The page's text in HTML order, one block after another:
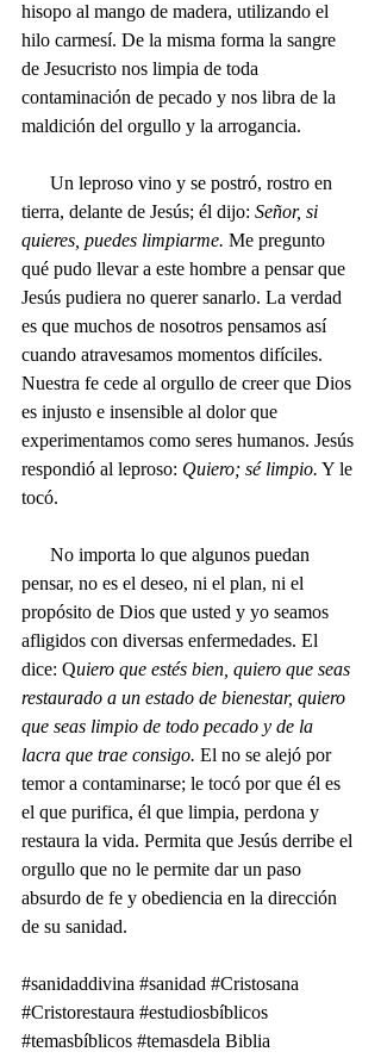
hisopo al mango de madera, utilizando el
hilo carmesí. De la misma forma la sangre
de Jesucristo nos limpia de toda
contaminación de pecado y nos libra de la
maldición del orgullo y la arrogancia.
tierra, delante de Jesús; él dijo: Señor, si
quieres, puedes limpiarme. Me pregunto
qué pudo llevar a este hombre a pensar que
Jesús pudiera no querer sanarlo. La verdad
es que muchos de nosotros pensamos así
cuando atravesamos momentos difíciles.
Nuestra fe cede al orgullo de creer que Dios
es injusto e insensible al dolor que
experimentamos como seres humanos. Jesús
respondió al leproso: Quiero; sé limpio. Y le
tocó.
pensar, no es el deseo, ni el plan, ni el
propósito de Dios que usted y yo seamos
afligidos con diversas enfermedades. El
dice: Quiero que estés bien, quiero que seas
restaurado a un estado de bienestar, quiero
que seas limpio de todo pecado y de la
lacra que trae consigo. El no se alejó por
temor a contaminarse; le tocó por que él es
el que purifica, él que limpia, perdona y
restaura la vida. Permita que Jesús derribe el
orgullo que no le permite dar un paso
absurdo de fe y obediencia en la dirección
de su sanidad.
#sanidaddivina #sanidad #Cristosana
#Cristorestaura #estudiosbíblicos
#temasbíblicos #temasdela Biblia